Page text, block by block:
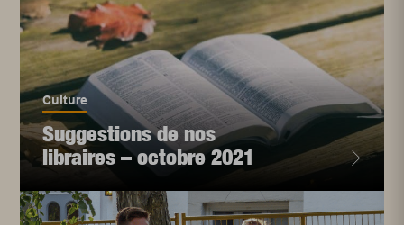
Culture
Suggestions de nos
libraires – octobre 2021